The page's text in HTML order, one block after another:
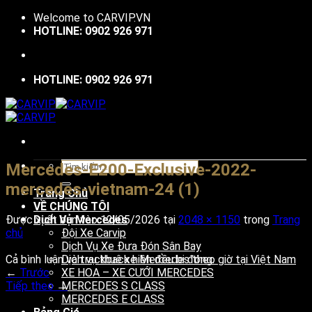
qua
dung
Welcome to CARVIP.VN
HOTLINE: 0902 926 971
HOTLINE: 0902 926 971
Tìm
kiếm:
Trang Chủ
VỀ CHÚNG TÔI
Dịch Vụ Mercedes
Đội Xe Carvip
Dịch Vụ Xe Đưa Đón Sân Bay
Dịch vụ thuê xe Mercedes theo giờ tại Việt Nam
XE HOA – XE CƯỚI MERCEDES
MERCEDES S CLASS
MERCEDES E CLASS
Mercedes-E200-Exclusive-2022-
mercedes-vietnam-24 (1)
Được xuất bản vào12/05/2026 tại 2048 × 1150 trong Trang
chủ
Cả bình luận và trackback hiện đều bị đóng.
← Trước
Tiếp theo →